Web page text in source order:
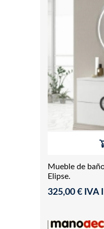
Mueble de
Elipse.
325,00 € IVA